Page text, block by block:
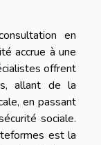
en
accrue à une
offrent
allant de la
en passant
sociale.
est la